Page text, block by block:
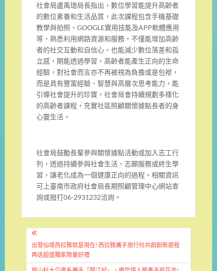
社會局盧禹璁局長指出，數位學習能提升高齡者
的數位素養和生活品質，此次課程包含手機基礎
教學與拍照、 GOOGLE實用技能及APP軟體應用
等，熟悉利用網路資源和服務， 不僅能增加高齡
者的社交互動和自信心， 也能減少數位落差和孤
立感，期能透過學習， 高齡者能產生正向的生命
經驗， 對社會而言亦不再被視為負擔或是包袱，
而是具有豐富經驗、 智慧與高層次思考能力，能
引導社會提升的珍寶， 社會局會持續規劃多樣化
的高齡者課程， 充實社區照顧關懷據點長者的身
心靈生活。
社會局鼓勵長輩參與關懷據點活動或加入志工行
列， 透過持續參與社會生活、志願服務或終生學
習， 讓老化成為一個健康正向的過程。 相關資訊
可上臺南市政府社會局長期照顧管理中心網站查
詢或撥打06-2931232洽詢。
文
章
出發仙境西拉雅就是現在! 西拉雅攜手旅行社共創創新遊程
再送超值獨家限量好禮